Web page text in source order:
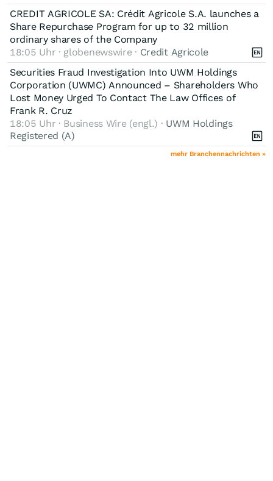
CREDIT AGRICOLE SA: Crédit Agricole S.A. launches a
Share Repurchase Program for up to 32 million
ordinary shares of the Company
18:05 Uhr · globenewswire · Credit Agricole
Securities Fraud Investigation Into UWM Holdings
Corporation (UWMC) Announced – Shareholders Who
Lost Money Urged To Contact The Law Offices of
Frank R. Cruz
18:05 Uhr · Business Wire (engl.) · UWM Holdings
Registered (A)
mehr Branchennachrichten »